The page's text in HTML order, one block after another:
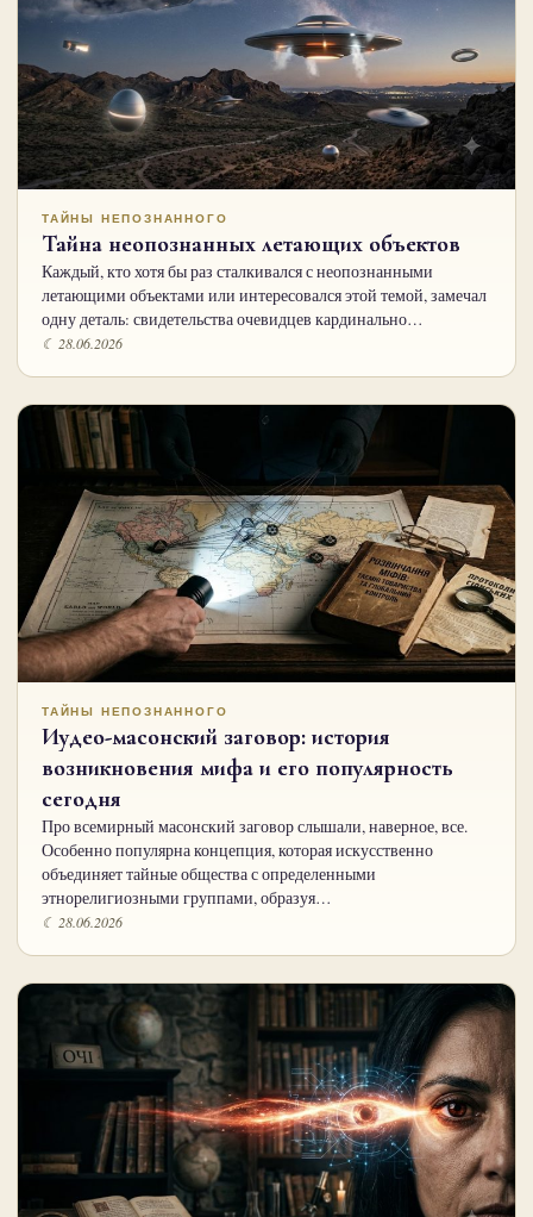
ТАЙНЫ НЕПОЗНАННОГО
Тайна неопознанных летающих объектов
Каждый, кто хотя бы раз сталкивался с неопознанными
летающими объектами или интересовался этой темой, замечал
одну деталь: свидетельства очевидцев кардинально…
☾ 28.06.2026
ТАЙНЫ НЕПОЗНАННОГО
Иудео-масонский заговор: история
возникновения мифа и его популярность
сегодня
Про всемирный масонский заговор слышали, наверное, все.
Особенно популярна концепция, которая искусственно
объединяет тайные общества с определенными
этнорелигиозными группами, образуя…
☾ 28.06.2026